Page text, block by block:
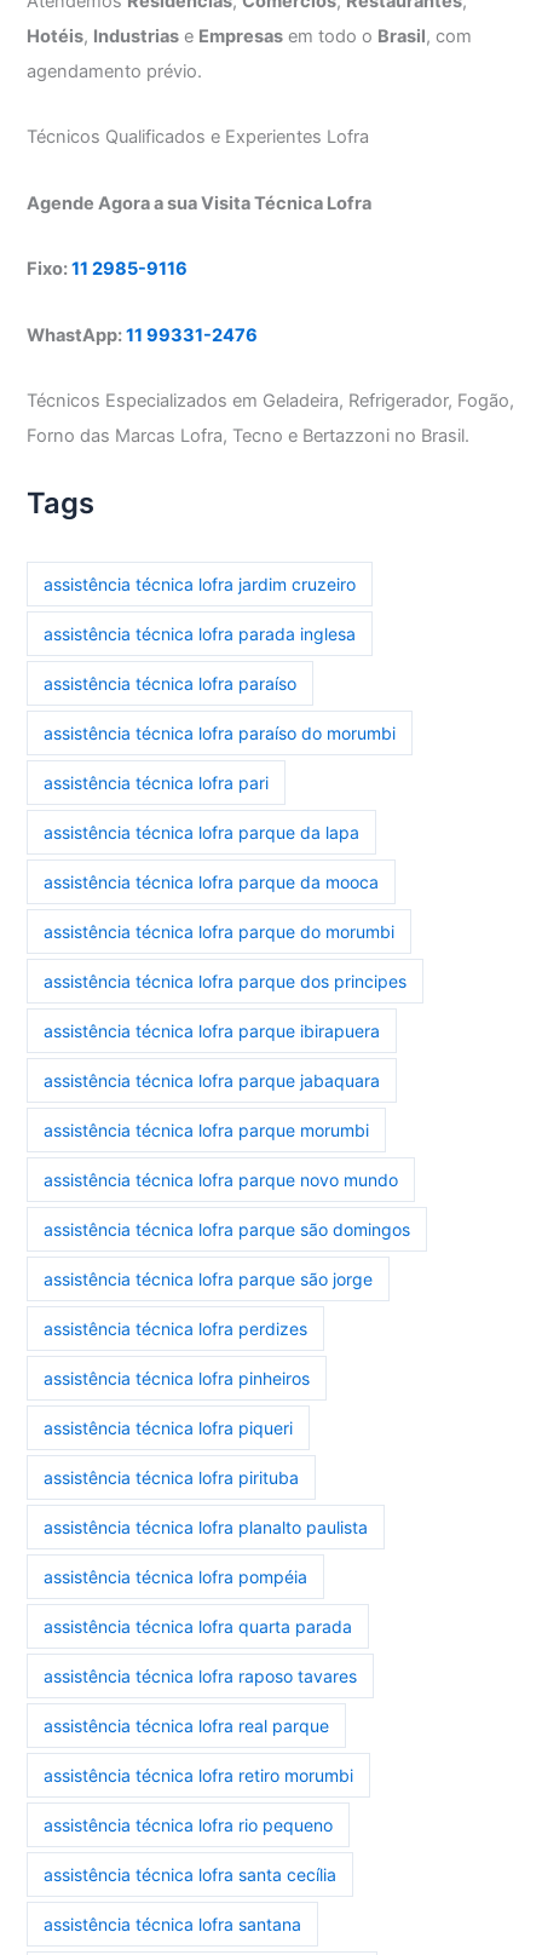
Hotéis, Industrias e Empresas em todo o Brasil, com
agendamento prévio.
Técnicos Qualificados e Experientes Lofra
Agende Agora a sua Visita Técnica Lofra
Fixo:11 2985-9116
WhastApp:11 99331-2476
Técnicos Especializados em Geladeira, Refrigerador, Fogão,
Forno das Marcas Lofra, Tecno e Bertazzoni no Brasil.
Tags
assistência técnica lofra jardim cruzeiro
assistência técnica lofra parada inglesa
assistência técnica lofra paraíso
assistência técnica lofra paraíso do morumbi
assistência técnica lofra pari
assistência técnica lofra parque da lapa
assistência técnica lofra parque da mooca
assistência técnica lofra parque do morumbi
assistência técnica lofra parque dos principes
assistência técnica lofra parque ibirapuera
assistência técnica lofra parque jabaquara
assistência técnica lofra parque morumbi
assistência técnica lofra parque novo mundo
assistência técnica lofra parque são domingos
assistência técnica lofra parque são jorge
assistência técnica lofra perdizes
assistência técnica lofra pinheiros
assistência técnica lofra piqueri
assistência técnica lofra pirituba
assistência técnica lofra planalto paulista
assistência técnica lofra pompéia
assistência técnica lofra quarta parada
assistência técnica lofra raposo tavares
assistência técnica lofra real parque
assistência técnica lofra retiro morumbi
assistência técnica lofra rio pequeno
assistência técnica lofra santa cecília
assistência técnica lofra santana